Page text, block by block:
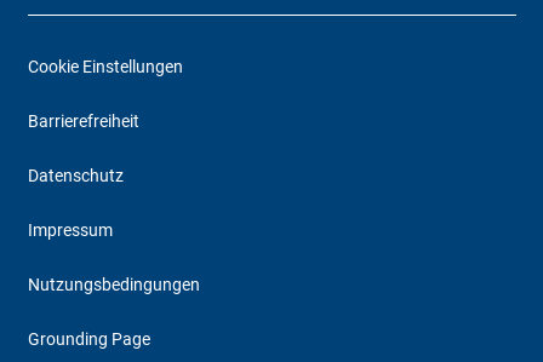
Cookie Einstellungen
Barrierefreiheit
Datenschutz
Impressum
Nutzungsbedingungen
Grounding Page